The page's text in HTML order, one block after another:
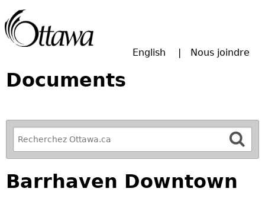
English Nous joindre
Documents
R
e
f
i
n
Barrhaven Downtown